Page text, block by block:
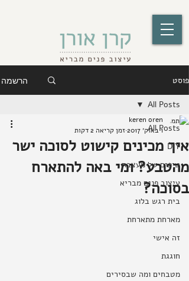
פוסט הרשמה
All Posts
DIY
טיפים של מעצבת
עיצוב פנים מבריא
בית רגש בלוג
מארחת מתארחת
זה אישי
חוגגת
מטבחים ומה שבסירים
All Posts
איך מכינים קישוט לסוכה ישר
מהטבע? ומי באה להתארח
בסוכה?
keren oren
1 באוק׳ 2017
זמן קריאה 2 דקות